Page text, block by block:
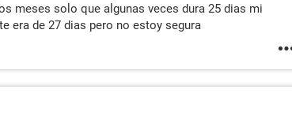
meses solo que algunas veces dura 25 dias mi
era de 27 dias pero no estoy segura